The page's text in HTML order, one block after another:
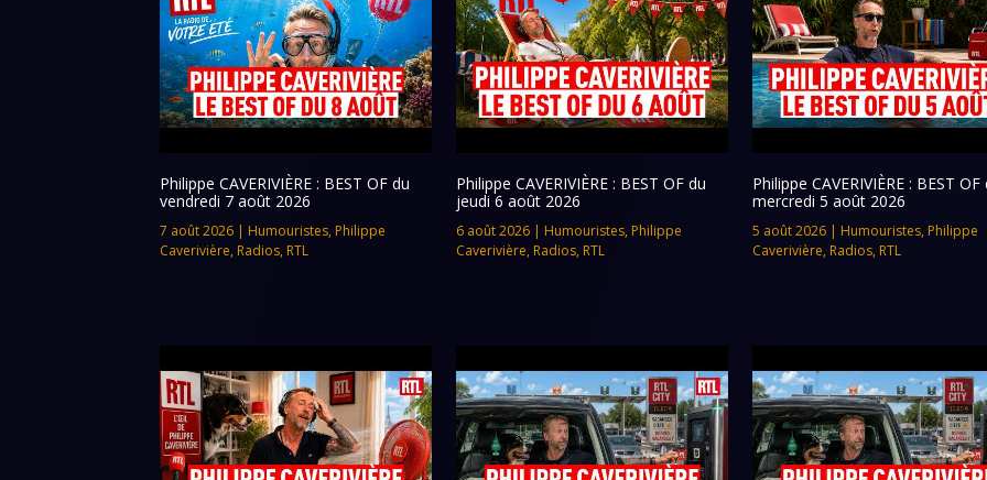
Philippe CAVERIVIÈRE : BEST OF du
vendredi 7 août 2026
7 août 2026 | Humouristes, Philippe
Caverivière, Radios, RTL
Philippe CAVERIVIÈRE : BEST OF du
jeudi 6 août 2026
6 août 2026| Humouristes, Philippe
Caverivière, Radios, RTL
Philippe CAVERIVIÈRE : BEST OF
mercredi 5 août 2026
5 août 2026| Humouristes, Philippe
Caverivière, Radios, RTL